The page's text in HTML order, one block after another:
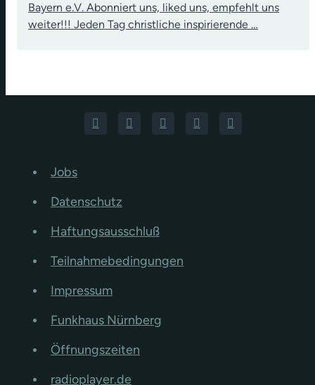
Bayern e.V. Abonniert uns, liked uns, empfehlt uns
weiter!!! Jeden Tag christliche inspirierende …
Jobs
Datenschutz
Haftungsausschluß
Teilnahmebedingungen
Impressum
Funkhaus Nürnberg
Öffnungszeiten
radioplayer.de